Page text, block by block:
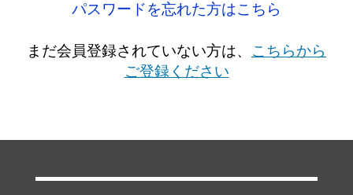
パスワードを忘れた方はこちら
まだ会員登録されていない方は、 こちらから
ご登録ください